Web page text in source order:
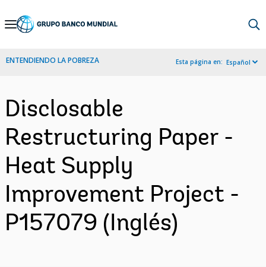
Skip
Navigation
ENTENDIENDO LA POBREZA Esta página en: Español
Disclosable
Restructuring Paper -
Heat Supply
Improvement Project -
P157079 (Inglés)